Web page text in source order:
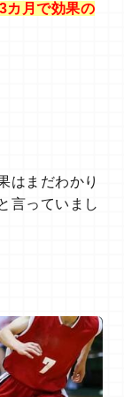
カ月で効果の
はまだわかり
言っていまし